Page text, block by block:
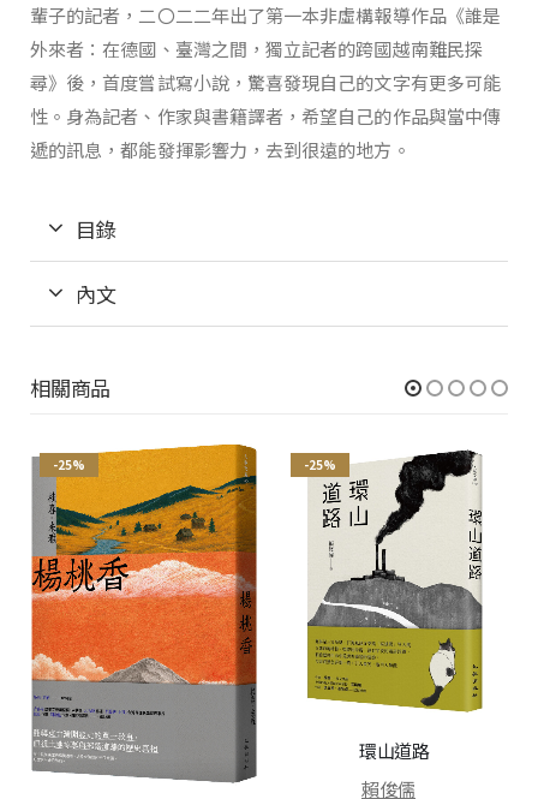
輩子的記者，二〇二二年出了第一本非虛構報導作品《誰是
外來者：在德國、臺灣之間，獨立記者的跨國越南難民探
尋》後，首度嘗試寫小說，驚喜發現自己的文字有更多可能
性。身為記者、作家與書籍譯者，希望自己的作品與當中傳
遞的訊息，都能發揮影響力，去到很遠的地方。
目錄
內文
相關商品
-25% -25%
環山道路
賴俊儒